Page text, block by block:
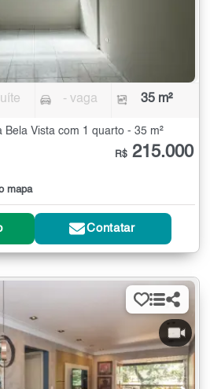
- vaga 35 m²
Bela Vista com 1 quarto - 35 m²
mapa
R$ 215.000
Contatar